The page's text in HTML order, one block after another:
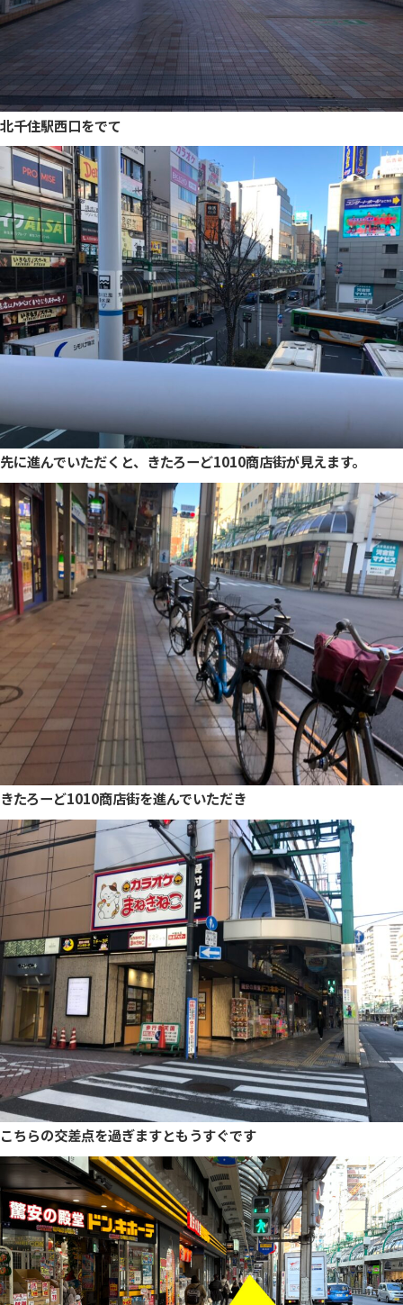
北千住駅西口をでて
先に進んでいただくと、きたろーど1010商店街が見えます。
きたろーど1010商店街を進んでいただき
こちらの交差点を過ぎますともうすぐです